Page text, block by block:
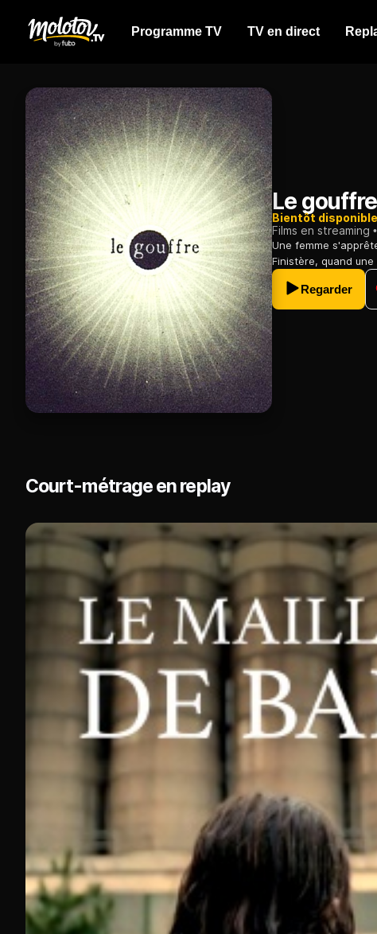
Programme TV TV en direct
Le gouffre
Bientôt disponible
Films en streaming
Une femme
Finistère, quand
Regarder
Court-métrage en replay